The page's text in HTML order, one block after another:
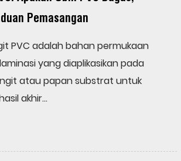
Pemasangan
PVC adalah bahan permukaan
yang diaplikasikan pada
atau papan substrat untuk
akhir...